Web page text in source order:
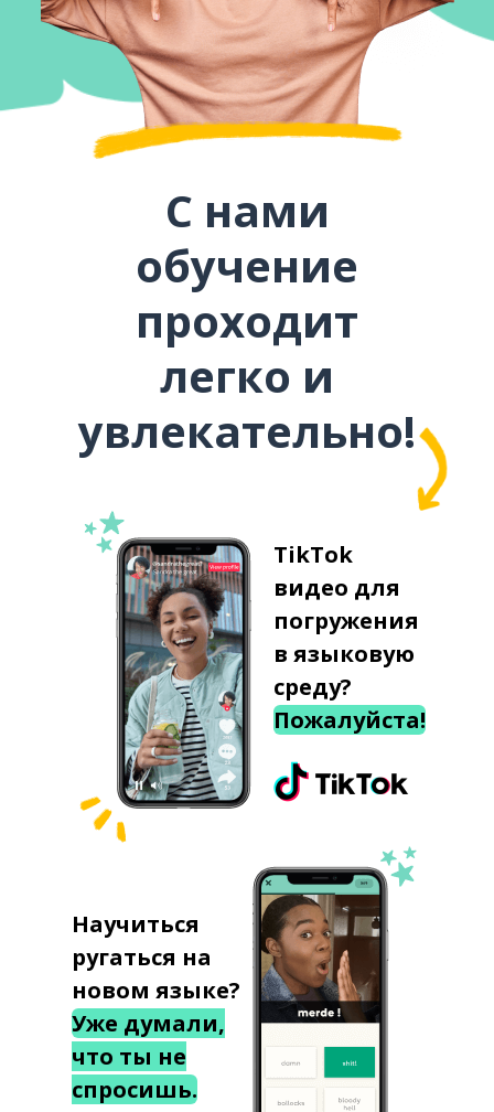
С нами
обучение
проходит
легко и
увлекательно!
TikTok
видео для
погружения
в языковую
среду?
Пожалуйста!
Научиться
ругаться на
новом языке?
Уже думали,
что ты не
спросишь.